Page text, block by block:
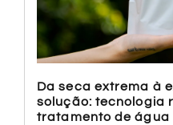
Da seca extrema à
solução: tecnologia
tratamento de água